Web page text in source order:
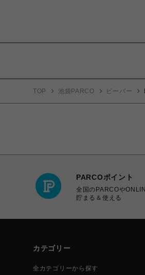
TOP 池袋PARCO ビーバー
PARCOポイント
全国のPARCOや
貯まる＆使える
カテゴリー
全カテゴリーから探す